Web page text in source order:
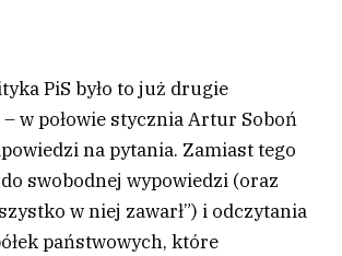
PiS było to już drugie
w połowie stycznia Artur Soboń
na pytania. Zamiast tego
swobodnej wypowiedzi (oraz
w niej zawarł”) i odczytania
państwowych, które